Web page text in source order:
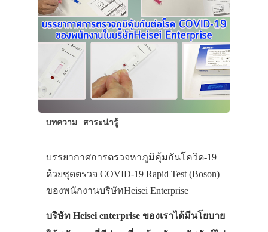
บทความ สาระน่ารู้
บรรยากาศการตรวจหาภูมิคุ้มกันโควิด-19
ด้วยชุดตรวจ COVID-19 Rapid Test (Boson)
ของพนักงานบริษัทHeisei Enterprise
บริษัท Heisei enterprise ของเราได้มีนโยบาย